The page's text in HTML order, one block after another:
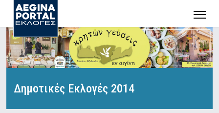
Δημοτικές Εκλογές 2014